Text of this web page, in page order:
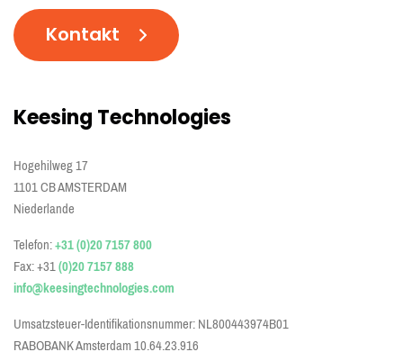
C
H
A
Keesing Technologies
Hogehilweg 17
1101 CB AMSTERDAM
Niederlande
Telefon:+31 (0)20 7157 800
Fax: +31(0)20 7157 888
info@keesingtechnologies.com
Umsatzsteuer-Identifikationsnummer: NL800443974B01
RABOBANK Amsterdam 10.64.23.916